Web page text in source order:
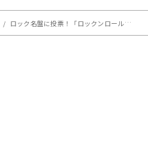
祥太郎 presents
IRONBUNNY’S ROCK
ROCKER ROCKEST
ロック名盤に投票！「ロックンロール・インスティチュート・ファイナルカウントダウン」開催